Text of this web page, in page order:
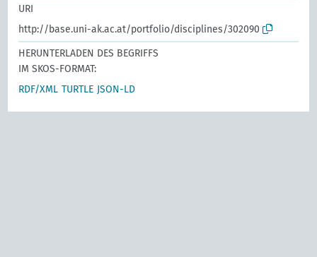
URI
http://base.uni-ak.ac.at/portfolio/disciplines/302090
HERUNTERLADEN DES BEGRIFFS
IM SKOS-FORMAT:
RDF/XML TURTLE JSON-LD